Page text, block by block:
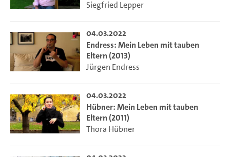
Siegfried Lepper
04.03.2022
Endress: Mein Leben mit tauben
Eltern (2013)
Jürgen Endress
04.03.2022
Hübner: Mein Leben mit tauben
Eltern (2011)
Thora Hübner